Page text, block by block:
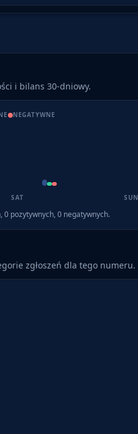
i bilans 30-dniowy.
NEGATYWNE
SAT SUN
0 pozytywnych,0 negatywnych.
zgłoszeń dla tego numeru.